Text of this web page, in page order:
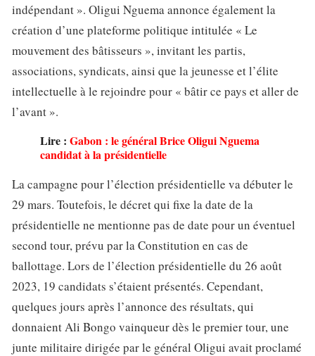
indépendant ». Oligui Nguema annonce également la
création d’une plateforme politique intitulée « Le
mouvement des bâtisseurs », invitant les partis,
associations, syndicats, ainsi que la jeunesse et l’élite
intellectuelle à le rejoindre pour « bâtir ce pays et aller de
l’avant ».
Lire : Gabon : le général Brice Oligui Nguema
candidat à la présidentielle
La campagne pour l’élection présidentielle va débuter le
29 mars. Toutefois, le décret qui fixe la date de la
présidentielle ne mentionne pas de date pour un éventuel
second tour, prévu par la Constitution en cas de
ballottage. Lors de l’élection présidentielle du 26 août
2023, 19 candidats s’étaient présentés. Cependant,
quelques jours après l’annonce des résultats, qui
donnaient Ali Bongo vainqueur dès le premier tour, une
junte militaire dirigée par le général Oligui avait proclamé